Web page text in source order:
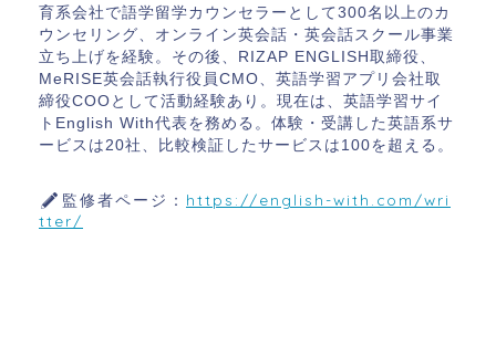
育系会社で語学留学カウンセラーとして300名以上のカ
ウンセリング、オンライン英会話・英会話スクール事業
立ち上げを経験。その後、RIZAP ENGLISH取締役、
MeRISE英会話執行役員CMO、英語学習アプリ会社取
締役COOとして活動経験あり。現在は、英語学習サイ
トEnglish With代表を務める。体験・受講した英語系サ
ービスは20社、比較検証したサービスは100を超える。
監修者ページ： https://english-with.com/wri
tter/